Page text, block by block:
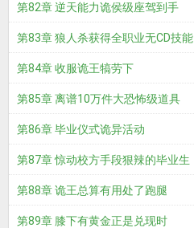
第82章 逆天能力诡侯级座驾到手
第83章 狼人杀获得全职业无CD技能
第84章 收服诡王犒劳下
第85章 离谱10万件大恐怖级道具
第86章 毕业仪式诡异活动
第87章 惊动校方手段狠辣的毕业生
第88章 诡王总算有用处了跑腿
第89章 膝下有黄金正是兑现时